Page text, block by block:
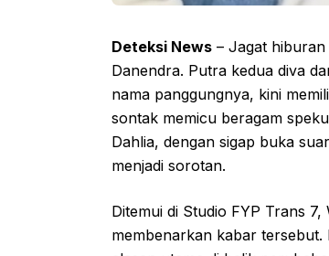
Deteksi News – Jagat
Danendra. Putra kedua diva
nama panggungnya, kini
sontak memicu beragam
Dahlia, dengan sigap buka
menjadi sorotan.
Ditemui di Studio FYP Trans
membenarkan kabar